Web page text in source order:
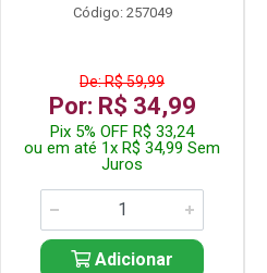
Código: 257049
De: R$ 59,99
Por: R$ 34,99
Pix 5% OFF R$ 33,24
ou em até 1x R$ 34,99 Sem
Juros
Adicionar